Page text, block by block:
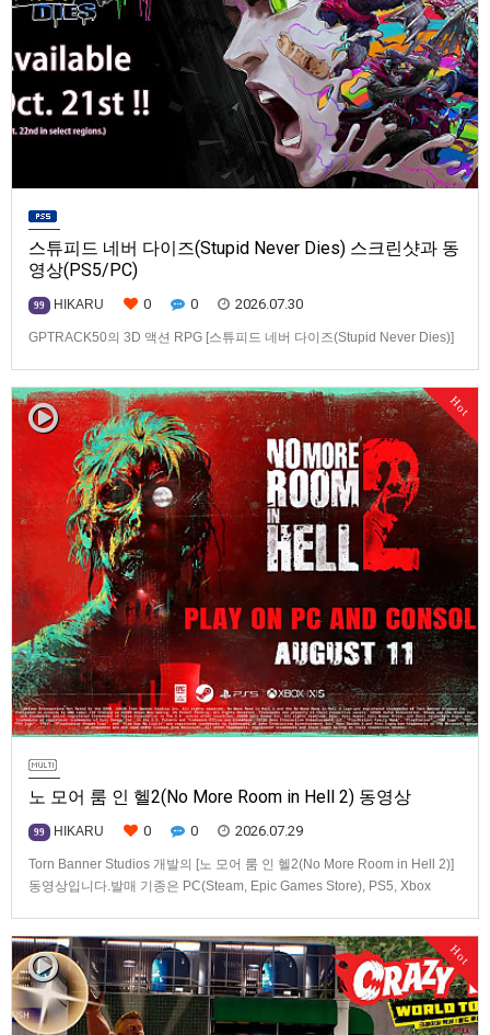
스튜피드 네버 다이즈(Stupid Never Dies) 스크린샷과 동
영상(PS5/PC)
99 HIKARU 0 0 2026.07.30
GPTRACK50의 3D 액션 RPG [스튜피드 네버 다이즈(Stupid Never Dies)]
Hot
노 모어 룸 인 헬2(No More Room in Hell 2) 동영상
99 HIKARU 0 0 2026.07.29
Torn Banner Studios 개발의 [노 모어 룸 인 헬2(No More Room in Hell 2)]
동영상입니다.발매 기종은 PC(Steam, Epic Games Store), PS5, Xbox
Hot